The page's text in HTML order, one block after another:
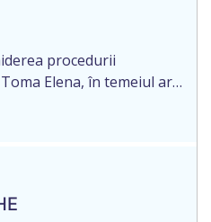
moștenitor este […]
procedurii
Elena, în temeiul art.
care are un interes
cet. DOGANIC ILIA,
certificatului de